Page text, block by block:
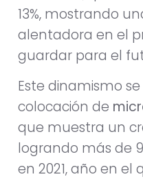
13%, mostrando
alentadora en el
guardar para el
Este dinamismo
colocación de
que muestra un
logrando más de
en 2021, año en el